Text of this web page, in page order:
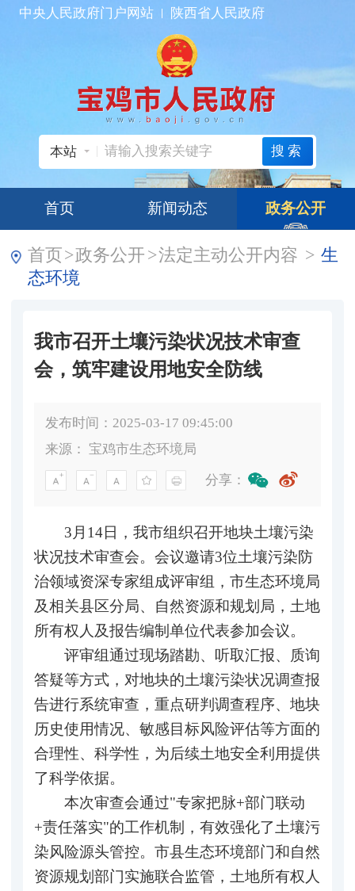
中央人民政府门户网站 陕西省人民政府
本站 搜索
首页 新闻动态 政务公开
首页>政务公开 >法定主动公开内容 > 生
态环境
我市召开土壤污染状况技术审查
会，筑牢建设用地安全防线
发布时间：2025-03-17 09:45:00
来源： 宝鸡市生态环境局
分享：
3月14日，我市组织召开地块土壤污染
状况技术审查会。会议邀请3位土壤污染防
治领域资深专家组成评审组，市生态环境局
及相关县区分局、自然资源和规划局，土地
所有权人及报告编制单位代表参加会议。
评审组通过现场踏勘、听取汇报、质询
答疑等方式，对地块的土壤污染状况调查报
告进行系统审查，重点研判调查程序、地块
历史使用情况、敏感目标风险评估等方面的
合理性、科学性，为后续土地安全利用提供
了科学依据。
本次审查会通过"专家把脉+部门联动
+责任落实"的工作机制，有效强化了土壤污
染风险源头管控。市县生态环境部门和自然
资源规划部门实施联合监管，土地所有权人